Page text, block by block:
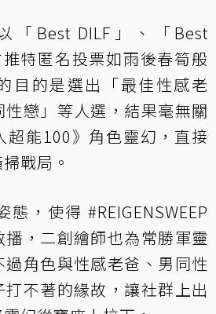
「Best DILF」、「Best
特匿名投票如雨後春筍般
目的是選出「最佳性感老
戀」等人選，結果毫無關
超能100》角色靈幻，直接
戰局。
，使得 #REIGENSWEEP
，二創繪師也為常勝軍靈
角色與性感老爸、男同性
不著的緣故，讓社群上出